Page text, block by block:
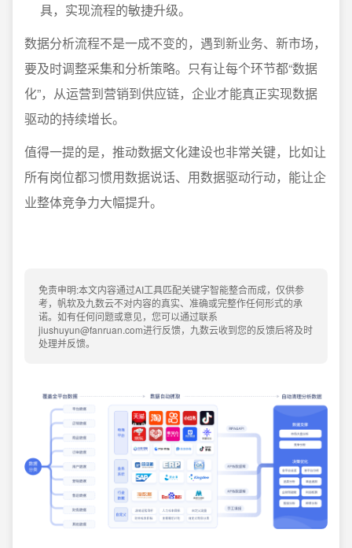
具，实现流程的敏捷升级。
数据分析流程不是一成不变的，遇到新业务、新市场，
要及时调整采集和分析策略。只有让每个环节都“数据
化”，从运营到营销到供应链，企业才能真正实现数据
驱动的持续增长。
值得一提的是，推动数据文化建设也非常关键，比如让
所有岗位都习惯用数据说话、用数据驱动行动，能让企
业整体竞争力大幅提升。
免责申明:本文内容通过AI工具匹配关键字智能整合而成，仅供参
考，帆软及九数云不对内容的真实、准确或完整作任何形式的承
诺。如有任何问题或意见，您可以通过联系
jiushuyun@fanruan.com进行反馈，九数云收到您的反馈后将及时
处理并反馈。